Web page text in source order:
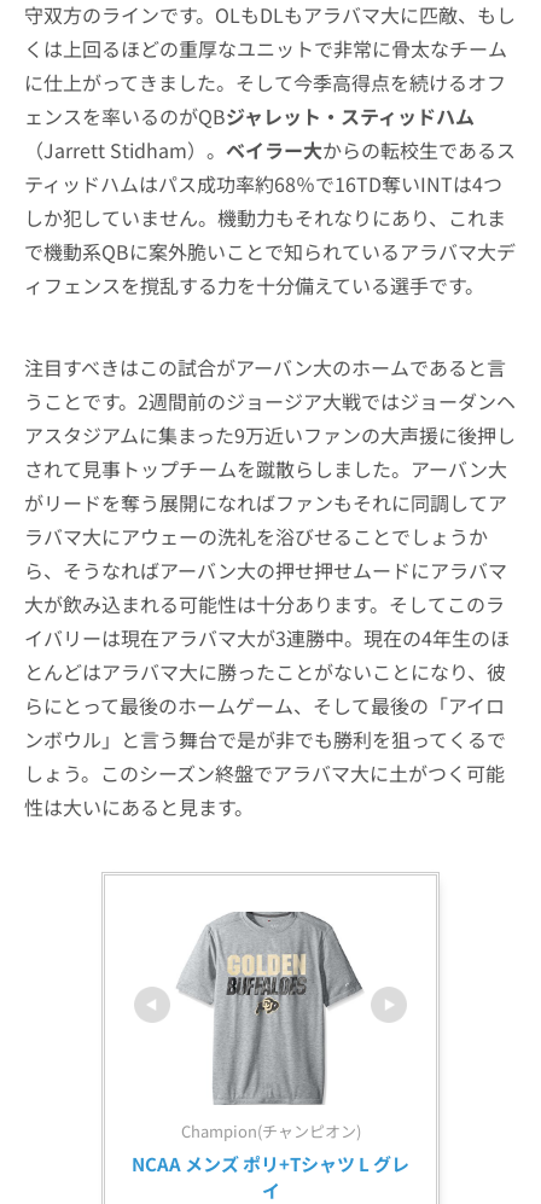
守双方のラインです。OLもDLもアラバマ大に匹敵、もし
くは上回るほどの重厚なユニットで非常に骨太なチーム
に仕上がってきました。そして今季高得点を続けるオフ
ェンスを率いるのがQBジャレット・スティッドハム
（Jarrett Stidham）。 ベイラー大からの転校生であるス
ティッドハムはパス成功率約68％で16TD奪いINTは4つ
しか犯していません。機動力もそれなりにあり、これま
で機動系QBに案外脆いことで知られているアラバマ大デ
ィフェンスを撹乱する力を十分備えている選手です。
注目すべきはこの試合がアーバン大のホームであると言
うことです。2週間前のジョージア大戦ではジョーダンヘ
アスタジアムに集まった9万近いファンの大声援に後押し
されて見事トップチームを蹴散らしました。アーバン大
がリードを奪う展開になればファンもそれに同調してア
ラバマ大にアウェーの洗礼を浴びせることでしょうか
ら、そうなればアーバン大の押せ押せムードにアラバマ
大が飲み込まれる可能性は十分あります。そしてこのラ
イバリーは現在アラバマ大が3連勝中。現在の4年生のほ
とんどはアラバマ大に勝ったことがないことになり、彼
らにとって最後のホームゲーム、そして最後の「アイロ
ンボウル」と言う舞台で是が非でも勝利を狙ってくるで
しょう。このシーズン終盤でアラバマ大に土がつく可能
性は大いにあると見ます。
Champion(チャンピオン)
NCAA メンズ ポリ+Tシャツ L グレ
イ